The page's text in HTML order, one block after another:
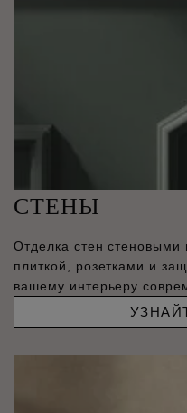
СТЕНЫ
Отделка стен
плиткой, розетками и
вашему интерьеру